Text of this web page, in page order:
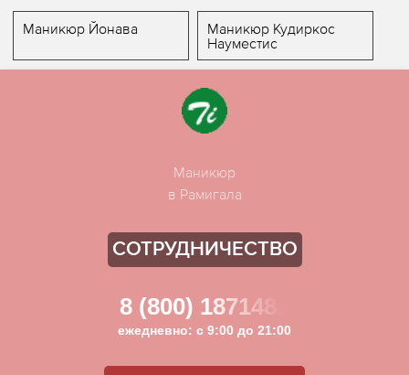
Маникюр Йонава
Маникюр Кудиркос
Науместис
Маникюр
в Рамигала
СОТРУДНИЧЕСТВО
8 (800) 1871481
ежедневно: с 9:00 до 21:00